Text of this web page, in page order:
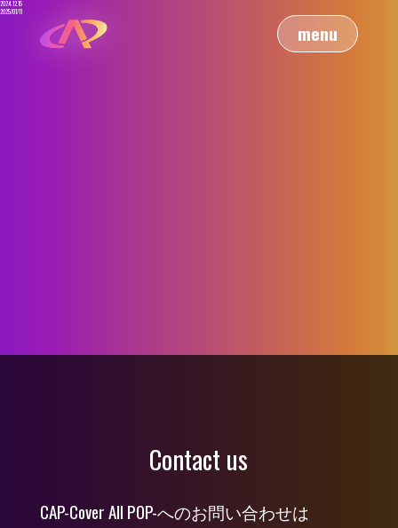
menu
2024.12.15
2025/01/11
Contact us
CAP-Cover All POP-へのお問い合わせは